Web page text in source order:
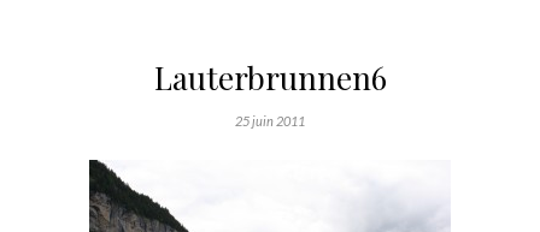
Lauterbrunnen6
25 juin 2011